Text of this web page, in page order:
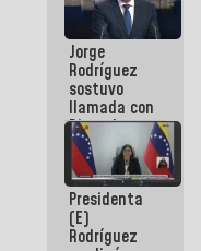
Venezuela"
a servidores
públicos
Jorge
Rodríguez
sostuvo
llamada con
Dinorah
Figuera y
acuerdan
primer
encuentro
presencial
para el
Presidenta
(E)
Rodríguez